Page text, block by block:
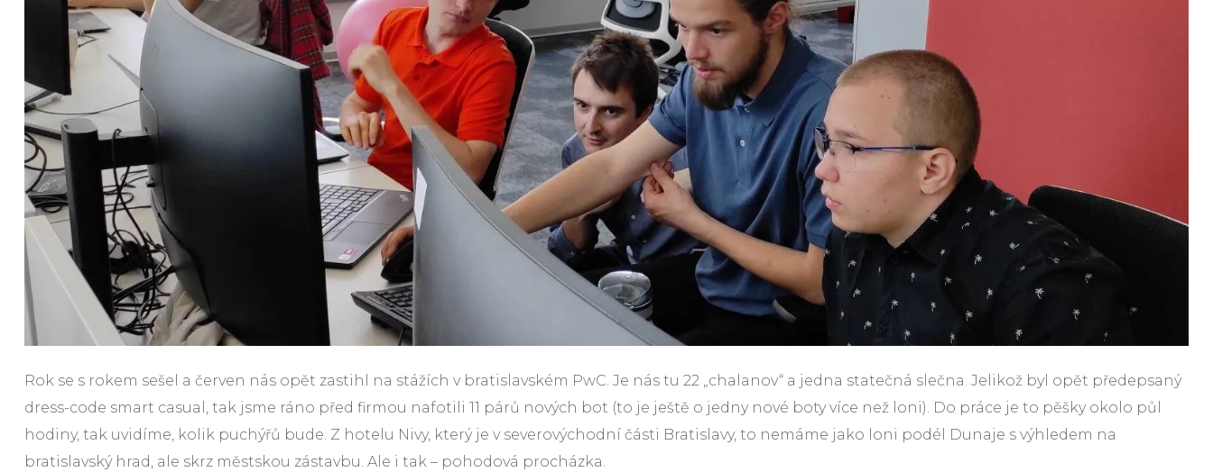
Rok se s rokem sešel a červen nás opět zastihl na stážích v bratislavském PwC. Je nás tu 22 „chalanov“ a jedna statečná slečna. Jelikož byl opět předepsaný
dress-code smart casual, tak jsme ráno před firmou nafotili 11 párů nových bot (to je ještě o jedny nové boty více než loni). Do práce je to pěšky okolo půl
hodiny, tak uvidíme, kolik puchýřů bude. Z hotelu Nivy, který je v severovýchodní části Bratislavy, to nemáme jako loni podél Dunaje s výhledem na
bratislavský hrad, ale skrz městskou zástavbu. Ale i tak – pohodová procházka.